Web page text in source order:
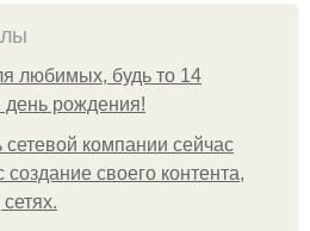
любимых, будь то 14
рождения!
сетевой компании сейчас
своего контента,